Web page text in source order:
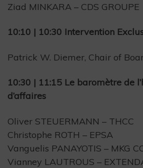
Ziad MINKARA – CDS GROUPE
10:10 | 10:30 Intervention
Patrick W. Diemer, Chair of
10:30 | 11:15 Le baromètre de
d’affaires
Oliver STEUERMANN – THCC
Christophe ROTH – EPSA
Vanguelis PANAYOTIS – MKG
Vianney LAUTROUS –